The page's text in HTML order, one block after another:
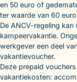
en 50 euro of
ter waarde van 60
De ANCV-regeling
kampeervakantie.
werkgever een deel
vakantievoucher.
Deze prepaid
vakantiekosten: